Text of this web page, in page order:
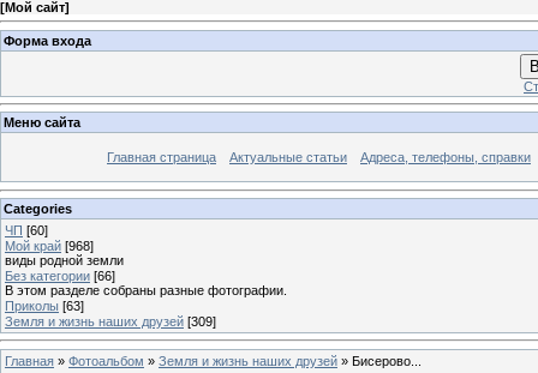
[Мой сайт]
Форма входа
Меню сайта
Главная страница Актуальные статьи Адреса, телефоны, справки
Categories
ЧП [60]
Мой край [968]
виды родной земли
Без категории [66]
В этом разделе собраны разные фотографии.
Приколы [63]
Земля и жизнь наших друзей [309]
Главная » Фотоальбом » Земля и жизнь наших друзей » Бисерово...